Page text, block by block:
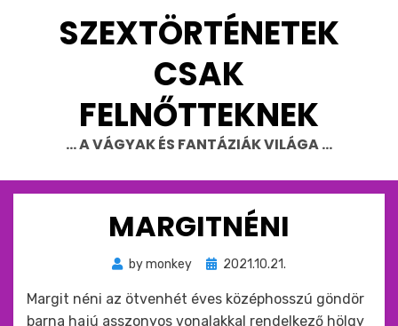
SZEXTÖRTÉNETEK
CSAK
FELNŐTTEKNEK
… A VÁGYAK ÉS FANTÁZIÁK VILÁGA …
MARGITNÉNI
bymonkey
Beküldve
:
2021.10.21.
Margit néni az ötvenhét éves középhosszú göndör
barna hajú asszonyos vonalakkal rendelkező hölgy